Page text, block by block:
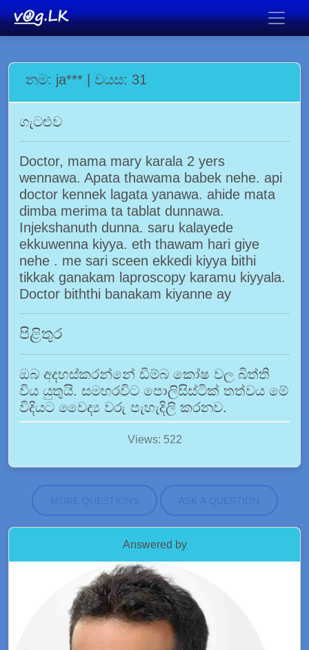
නම: ja*** | වයස: 31
ගැටළුව
Doctor, mama mary karala 2 yers
wennawa. Apata thawama babek nehe. api
doctor kennek lagata yanawa. ahide mata
dimba merima ta tablat dunnawa.
Injekshanuth dunna. saru kalayede
ekkuwenna kiyya. eth thawam hari giye
nehe . me sari sceen ekkedi kiyya bithi
tikkak ganakam laproscopy karamu kiyyala.
Doctor biththi banakam kiyanne ay
පිළිතුර
ඔබ අදහස්කරන්නේ ඩිම්බ කෝෂ වල බිත්ති
විය යුතුයි. සමහරවිට පොලිසිස්ටික් තත්වය මේ
විදියට වෛද්‍ය වරු පැහැදිලි කරනව.
Views: 522
MORE QUESTIONS ASK A QUESTION
Answered by